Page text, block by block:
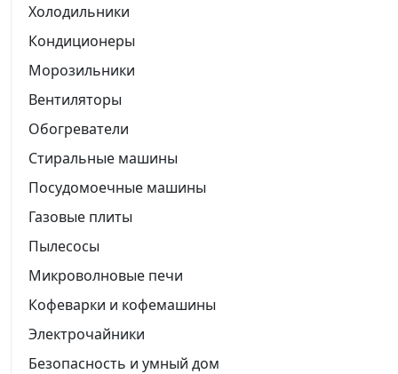
Холодильники
Кондиционеры
Морозильники
Вентиляторы
Обогреватели
Стиральные машины
Посудомоечные машины
Газовые плиты
Пылесосы
Микроволновые печи
Кофеварки и кофемашины
Электрочайники
Безопасность и умный дом